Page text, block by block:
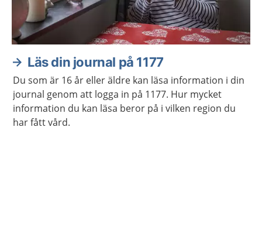
Läs din journal på 1177
Du som är 16 år eller äldre kan läsa information i din
journal genom att logga in på 1177. Hur mycket
information du kan läsa beror på i vilken region du
har fått vård.